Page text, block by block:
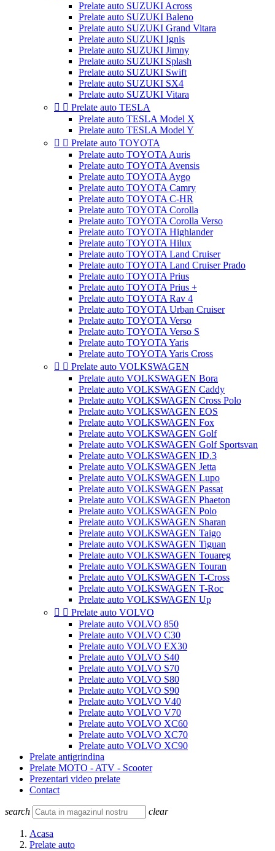
Prelate auto SUZUKI Across
Prelate auto SUZUKI Baleno
Prelate auto SUZUKI Grand Vitara
Prelate auto SUZUKI Ignis
Prelate auto SUZUKI Jimny
Prelate auto SUZUKI Splash
Prelate auto SUZUKI Swift
Prelate auto SUZUKI SX4
Prelate auto SUZUKI Vitara
  Prelate auto TESLA
Prelate auto TESLA Model X
Prelate auto TESLA Model Y
  Prelate auto TOYOTA
Prelate auto TOYOTA Auris
Prelate auto TOYOTA Avensis
Prelate auto TOYOTA Aygo
Prelate auto TOYOTA Camry
Prelate auto TOYOTA C-HR
Prelate auto TOYOTA Corolla
Prelate auto TOYOTA Corolla Verso
Prelate auto TOYOTA Highlander
Prelate auto TOYOTA Hilux
Prelate auto TOYOTA Land Cruiser
Prelate auto TOYOTA Land Cruiser Prado
Prelate auto TOYOTA Prius
Prelate auto TOYOTA Prius +
Prelate auto TOYOTA Rav 4
Prelate auto TOYOTA Urban Cruiser
Prelate auto TOYOTA Verso
Prelate auto TOYOTA Verso S
Prelate auto TOYOTA Yaris
Prelate auto TOYOTA Yaris Cross
  Prelate auto VOLKSWAGEN
Prelate auto VOLKSWAGEN Bora
Prelate auto VOLKSWAGEN Caddy
Prelate auto VOLKSWAGEN Cross Polo
Prelate auto VOLKSWAGEN EOS
Prelate auto VOLKSWAGEN Fox
Prelate auto VOLKSWAGEN Golf
Prelate auto VOLKSWAGEN Golf Sportsvan
Prelate auto VOLKSWAGEN ID.3
Prelate auto VOLKSWAGEN Jetta
Prelate auto VOLKSWAGEN Lupo
Prelate auto VOLKSWAGEN Passat
Prelate auto VOLKSWAGEN Phaeton
Prelate auto VOLKSWAGEN Polo
Prelate auto VOLKSWAGEN Sharan
Prelate auto VOLKSWAGEN Taigo
Prelate auto VOLKSWAGEN Tiguan
Prelate auto VOLKSWAGEN Touareg
Prelate auto VOLKSWAGEN Touran
Prelate auto VOLKSWAGEN T-Cross
Prelate auto VOLKSWAGEN T-Roc
Prelate auto VOLKSWAGEN Up
  Prelate auto VOLVO
Prelate auto VOLVO 850
Prelate auto VOLVO C30
Prelate auto VOLVO EX30
Prelate auto VOLVO S40
Prelate auto VOLVO S70
Prelate auto VOLVO S80
Prelate auto VOLVO S90
Prelate auto VOLVO V40
Prelate auto VOLVO V70
Prelate auto VOLVO XC60
Prelate auto VOLVO XC70
Prelate auto VOLVO XC90
Prelate antigrindina
Prelate MOTO - ATV - Scooter
Prezentari video prelate
Contact
search clear
Acasa
Prelate auto